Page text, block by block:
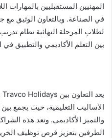
المهنيين المستقبليين بالمهارات
لطلاب المرحلة النهائية نظام
بين التعلم الأكاديمي والتطبيق في
الأساليب التعليمية، حيث يجمع
والتميز الأكاديمي. وتعد هذه
الطرفين بتعزيز فرص توظيف